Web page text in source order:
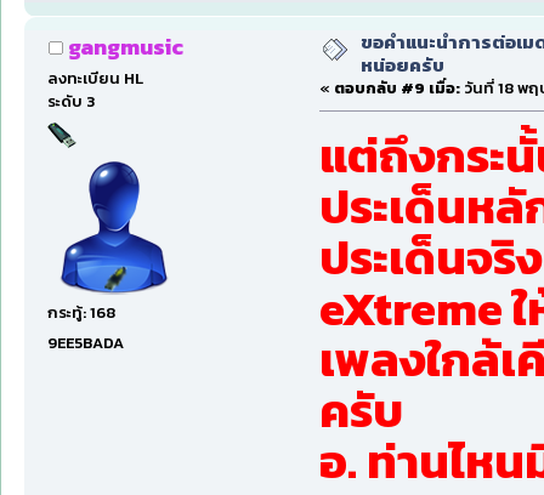
gangmusic
ลงทะเบียน HL
ระดับ 3
กระทู้: 168
9EE5BADA
ขอคำแนะนำการต่อเ
หน่อยครับ
« ตอบกลับ #9 เมื่อ: วันที่ 18 พฤ
แต่ถึงกระ
ประเด็นหลั
ประเด็นจ
eXtreme
เพลงใกล้
ครับ
อ. ท่านไห